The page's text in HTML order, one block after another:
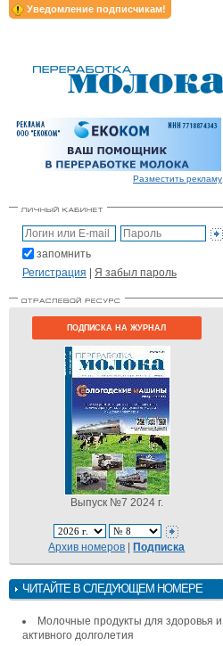
Уведомление подписчикам!
Разместить рекламу
запомнить
Регистрация | Я забыл пароль
ПОДПИСКА НА ЖУРНАЛ
Выпуск №7 2024 г.
Архив номеров |Подписка
ЧИТАЙТЕ В СЛЕДУЮЩЕМ НОМЕРЕ
Молочные продукты для здоровья и
активного долголетия